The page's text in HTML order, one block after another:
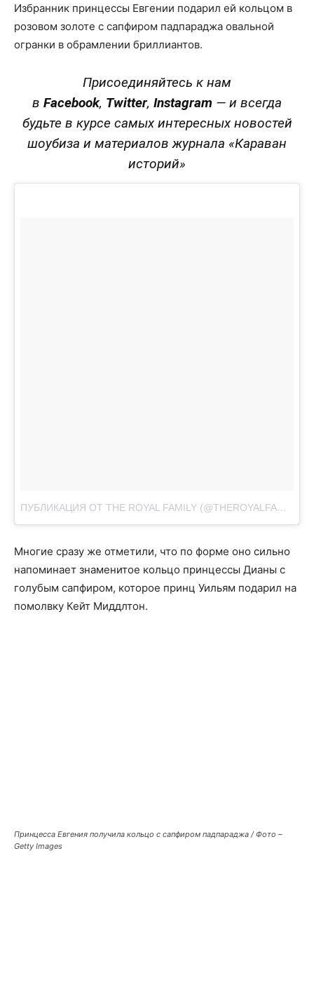
Избранник принцессы Евгении подарил ей кольцом в
розовом золоте с сапфиром падпараджа овальной
огранки в обрамлении бриллиантов.
Присоединяйтесь к нам
в Facebook, Twitter, Instagram — и всегда
будьте в курсе самых интересных новостей
шоубиза и материалов журнала «Караван
историй»
ПУБЛИКАЦИЯ ОТ THE ROYAL FAMILY (@THEROYALFAMILY)
Многие сразу же отметили, что по форме оно сильно
напоминает знаменитое кольцо принцессы Дианы с
голубым сапфиром, которое принц Уильям подарил на
помолвку Кейт Миддлтон.
Принцесса Евгения получила кольцо с сапфиром падпараджа / Фото –
Getty Images